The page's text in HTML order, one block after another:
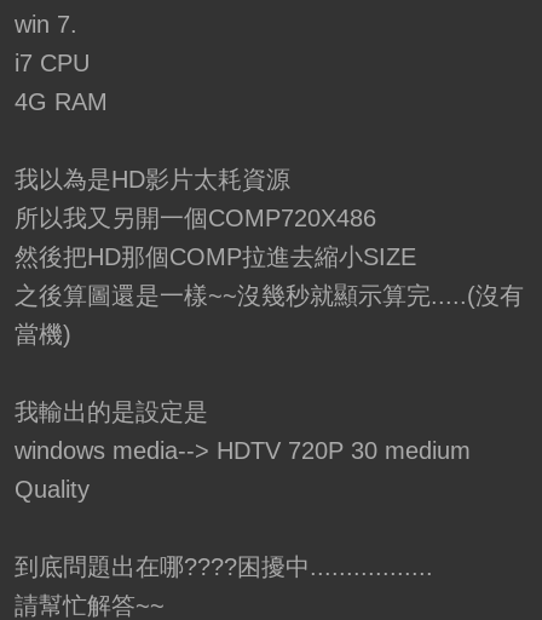
win 7.
i7 CPU
4G RAM
我以為是HD影片太耗資源
所以我又另開一個COMP720X486
然後把HD那個COMP拉進去縮小SIZE
之後算圖還是一樣~~沒幾秒就顯示算完.....(沒有
當機)
我輸出的是設定是
windows media--> HDTV 720P 30 medium
Quality
到底問題出在哪????困擾中.................
請幫忙解答~~